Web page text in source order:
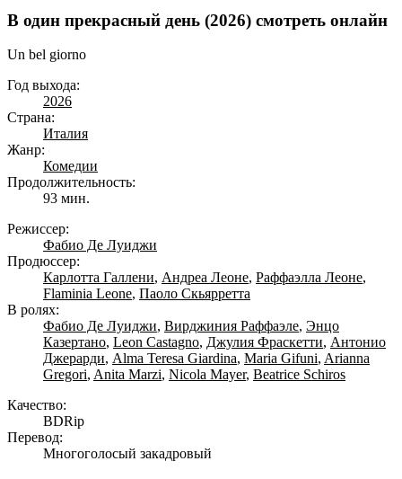
В один прекрасный день (2026) смотреть онлайн
Un bel giorno
Год выхода:
2026
Страна:
Италия
Жанр:
Комедии
Продолжительность:
93 мин.
Режиссер:
Фабио Де Луиджи
Продюссер:
Карлотта Галлени, Андреа Леоне, Раффаэлла Леоне,
Flaminia Leone, Паоло Скьярретта
В ролях:
Фабио Де Луиджи, Вирджиния Раффаэле, Энцо
Казертано, Leon Castagno, Джулия Фраскетти, Антонио
Джерарди, Alma Teresa Giardina, Maria Gifuni, Arianna
Gregori, Anita Marzi, Nicola Mayer, Beatrice Schiros
Качество:
BDRip
Перевод:
Многоголосый закадровый